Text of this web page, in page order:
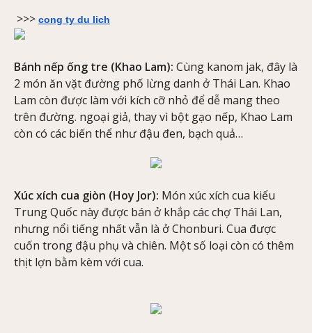
>>> cong ty du lich
Bánh nếp ống tre (Khao Lam): Cùng kanom jak, đây là
2 món ăn vặt đường phố lừng danh ở Thái Lan. Khao
Lam còn được làm với kích cỡ nhỏ để dễ mang theo
trên đường. ngoại giả, thay vì bột gạo nếp, Khao Lam
còn có các biến thể như đậu đen, bạch quả…
Xúc xích cua giòn (Hoy Jor): Món xúc xích cua kiểu
Trung Quốc này được bán ở khắp các chợ Thái Lan,
nhưng nổi tiếng nhất vẫn là ở Chonburi. Cua được
cuốn trong đậu phụ và chiên. Một số loại còn có thêm
thịt lợn bằm kèm với cua.